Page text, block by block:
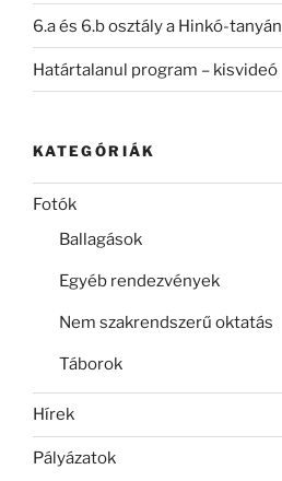
6.a és 6.b osztály a Hinkó-tanyán
Határtalanul program – kisvideó
KATEGÓRIÁK
Fotók
Ballagások
Egyéb rendezvények
Nem szakrendszerű oktatás
Táborok
Hírek
Pályázatok